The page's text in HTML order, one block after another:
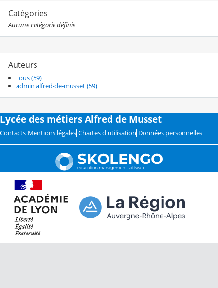
Catégories
Aucune catégorie définie
Auteurs
Tous (59)
admin alfred-de-musset (59)
Lycée des métiers Alfred de Musset
Contacts Mentions légales Chartes d'utilisation Données personnelles